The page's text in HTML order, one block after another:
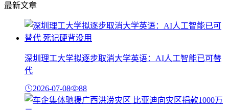
最新文章
深圳理工大学拟逐步取消大学英语：AI人工智能已可替
代
2026-07-08 88